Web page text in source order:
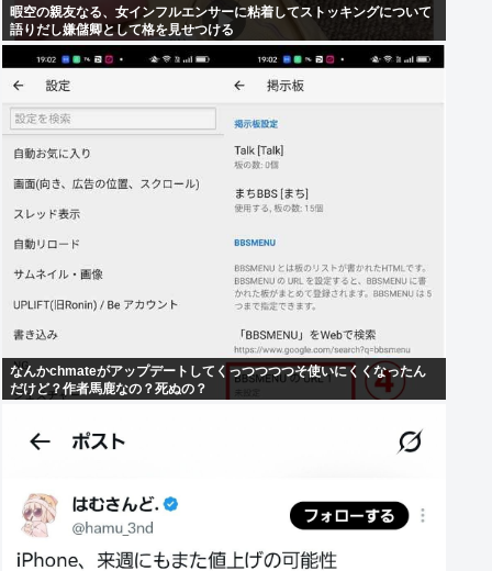
暇空の親友なる、女インフルエンサーに粘着してストッキングについて
語りだし嫌儲卿として格を見せつける
なんかchmateがアップデートしてくっつつつつそ使いにくくなったん
だけど？作者馬鹿なの？死ぬの？